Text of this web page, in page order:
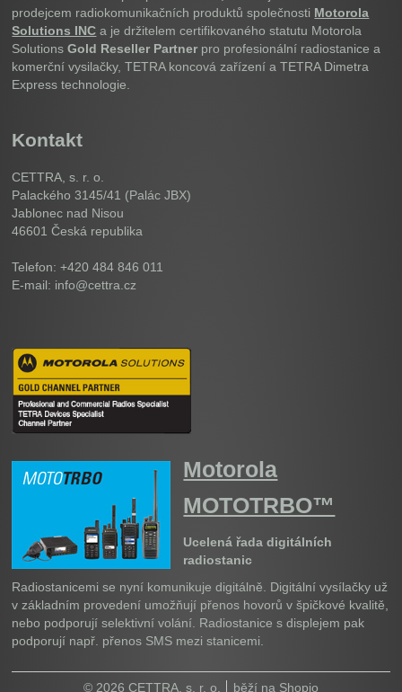
prodejcem radiokomunikačních produktů společnosti Motorola
Solutions INC a je držitelem certifikovaného statutu Motorola
SolutionsGold Reseller Partner pro profesionální radiostanice a
komerční vysilačky, TETRA koncová zařízení a TETRA Dimetra
Express technologie.
Kontakt
CETTRA, s. r. o.
Palackého 3145/41 (Palác JBX)
Jablonec nad Nisou
46601Česká republika
Telefon: +420 484 846 011
E-mail: info@cettra.cz
Motorola
MOTOTRBO™
Ucelená řada digitálních
radiostanic
Radiostanicemi se nyní komunikuje digitálně. Digitální vysílačky už
v základním provedení umožňují přenos hovorů v špičkové kvalitě,
nebo podporují selektivní volání. Radiostanice s displejem pak
podporují např. přenos SMS mezi stanicemi.
© 2026 CETTRA, s. r. o. běží na Shopio